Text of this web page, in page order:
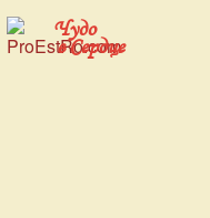
Чудо
в Сердце